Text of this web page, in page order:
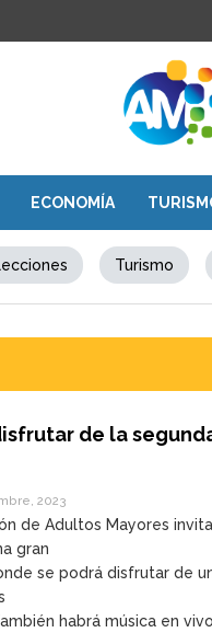
ECONOMÍA
Turismo
de la
2023
de Adultos Mayores
gran
se podrá disfrutar de
habrá música en